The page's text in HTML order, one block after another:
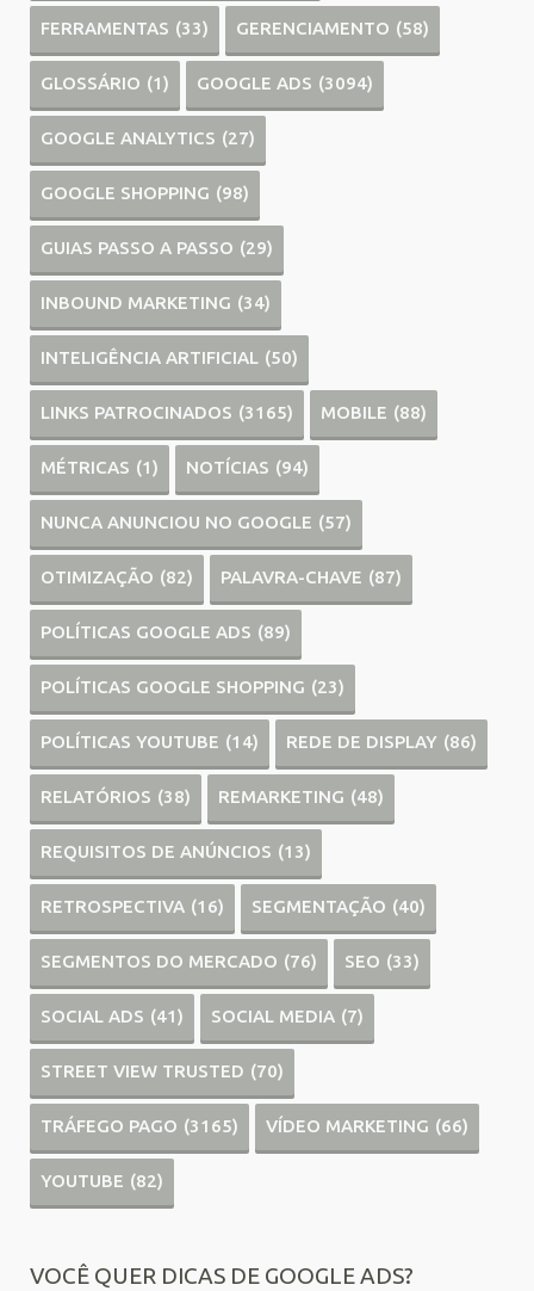
FERRAMENTAS (33) GERENCIAMENTO (58)
GLOSSÁRIO (1) GOOGLE ADS (3094)
GOOGLE ANALYTICS (27)
GOOGLE SHOPPING (98)
GUIAS PASSO A PASSO (29)
INBOUND MARKETING (34)
INTELIGÊNCIA ARTIFICIAL (50)
LINKS PATROCINADOS (3165) MOBILE (88)
MÉTRICAS (1) NOTÍCIAS (94)
NUNCA ANUNCIOU NO GOOGLE (57)
OTIMIZAÇÃO (82) PALAVRA-CHAVE (87)
POLÍTICAS GOOGLE ADS (89)
POLÍTICAS GOOGLE SHOPPING (23)
POLÍTICAS YOUTUBE (14) REDE DE DISPLAY (86)
RELATÓRIOS (38) REMARKETING (48)
REQUISITOS DE ANÚNCIOS (13)
RETROSPECTIVA (16) SEGMENTAÇÃO (40)
SEGMENTOS DO MERCADO (76) SEO (33)
SOCIAL ADS (41) SOCIAL MEDIA (7)
STREET VIEW TRUSTED (70)
TRÁFEGO PAGO (3165) VÍDEO MARKETING (66)
YOUTUBE (82)
VOCÊ QUER DICAS DE GOOGLE ADS?